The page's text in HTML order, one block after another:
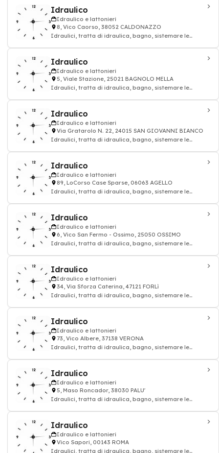
Idraulico
Idraulico e lattonieri
8, Vico Caorso, 38052 CALDONAZZO
Idraulici, tratta di idraulica, bagno, sistemare le
Idraulico
Idraulico e lattonieri
5, Viale Stazione, 25021 BAGNOLO MELLA
Idraulici, tratta di idraulica, bagno, sistemare le
Idraulico
Idraulico e lattonieri
Via Gratarolo N. 22, 24015 SAN GIOVANNI BIANCO
Idraulici, tratta di idraulica, bagno, sistemare le
Idraulico
Idraulico e lattonieri
89, LoCorso Case Sparse, 06063 AGELLO
Idraulici, tratta di idraulica, bagno, sistemare le
Idraulico
Idraulico e lattonieri
6, Vico San Fermo - Ossimo, 25050 OSSIMO
Idraulici, tratta di idraulica, bagno, sistemare le
Idraulico
Idraulico e lattonieri
34, Via Sforza Caterina, 47121 FORLì
Idraulici, tratta di idraulica, bagno, sistemare le
Idraulico
Idraulico e lattonieri
73, Vico Albere, 37138 VERONA
Idraulici, tratta di idraulica, bagno, sistemare le
Idraulico
Idraulico e lattonieri
5, Maso Roncador, 38030 PALU'
Idraulici, tratta di idraulica, bagno, sistemare le
Idraulico
Idraulico e lattonieri
Vico Sapori, 00143 ROMA
Idraulici, tratta di idraulica, bagno, sistemare le